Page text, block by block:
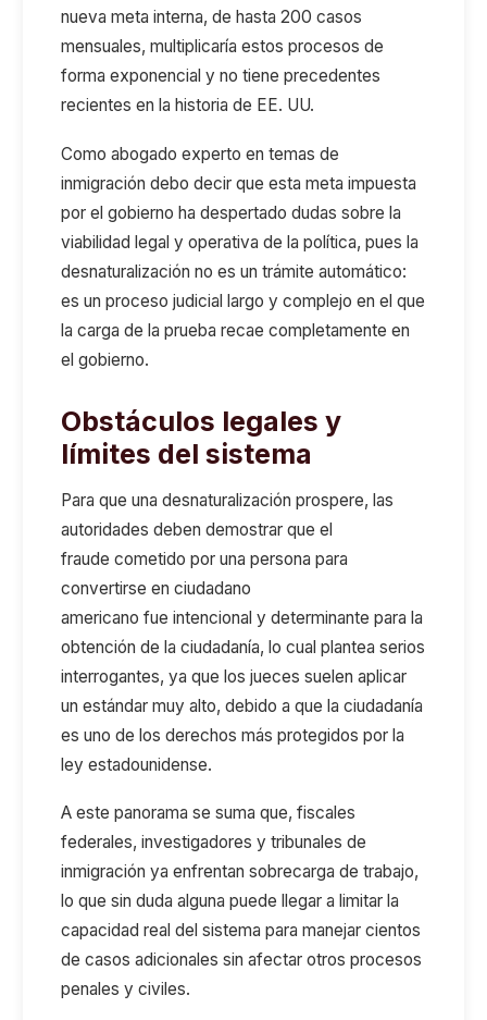
nueva meta interna, de hasta 200 casos
mensuales, multiplicaría estos procesos de
forma exponencial y no tiene precedentes
recientes en la historia de EE. UU.
Como abogado experto en temas de
inmigración debo decir que esta meta impuesta
por el gobierno ha despertado dudas sobre la
viabilidad legal y operativa de la política, pues la
desnaturalización no es un trámite automático:
es un proceso judicial largo y complejo en el que
la carga de la prueba recae completamente en
el gobierno.
Obstáculos legales y
límites del sistema
Para que una desnaturalización prospere, las
autoridades deben demostrar que el
fraude cometido por una persona para
convertirse en ciudadano
americano fue intencional y determinante para la
obtención de la ciudadanía, lo cual plantea serios
interrogantes, ya que los jueces suelen aplicar
un estándar muy alto, debido a que la ciudadanía
es uno de los derechos más protegidos por la
ley estadounidense.
A este panorama se suma que, fiscales
federales, investigadores y tribunales de
inmigración ya enfrentan sobrecarga de trabajo,
lo que sin duda alguna puede llegar a limitar la
capacidad real del sistema para manejar cientos
de casos adicionales sin afectar otros procesos
penales y civiles.